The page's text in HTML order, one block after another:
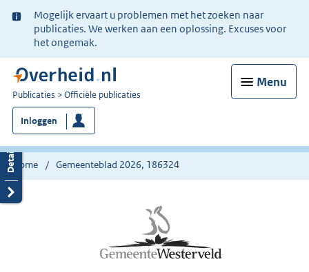
Ter
informatie:
Mogelijk ervaart u problemen met het zoeken naar
publicaties. We werken aan een oplossing. Excuses voor
het ongemak.
Menu
U
bent
nu
hier:
Publicaties Officiële publicaties
Inloggen
Home Gemeenteblad 2026, 186324